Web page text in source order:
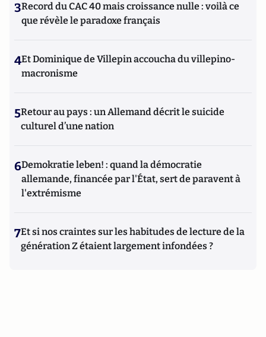
3Record du CAC 40 mais croissance nulle : voilà ce
que révèle le paradoxe français
4Et Dominique de Villepin accoucha du villepino-
macronisme
5Retour au pays : un Allemand décrit le suicide
culturel d’une nation
6Demokratie leben! : quand la démocratie
allemande, financée par l'État, sert de paravent à
l'extrémisme
7Et si nos craintes sur les habitudes de lecture de la
génération Z étaient largement infondées ?